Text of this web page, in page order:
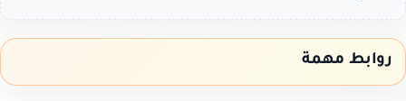
روابط مهمة